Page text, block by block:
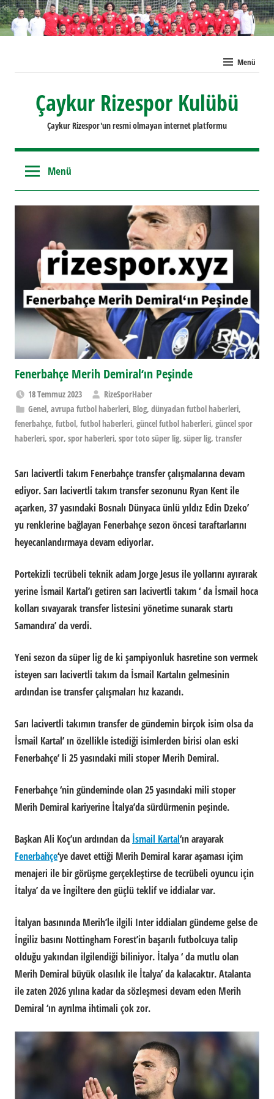
İçeriğe
geç
Menü
Çaykur Rizespor Kulübü
Çaykur Rizespor'un resmi olmayan internet platformu
Menü
Fenerbahçe Merih Demiral‘ın Peşinde
18 Temmuz 2023
RizeSporHaber
Genel,avrupa futbol haberleri, Blog,dünyadan futbol haberleri,
fenerbahçe, futbol, futbol haberleri, güncel futbol haberleri, güncel spor
haberleri, spor, spor haberleri, spor toto süper lig, süper lig, transfer
Sarı lacivertli takım Fenerbahçe transfer çalışmalarına devam
ediyor. Sarı lacivertli takım transfer sezonunu Ryan Kent ile
açarken, 37 yasındaki Bosnalı Dünyaca ünlü yıldız Edin Dzeko’
yu renklerine bağlayan Fenerbahçe sezon öncesi taraftarlarını
heyecanlandırmaya devam ediyorlar.
Portekizli tecrübeli teknik adam Jorge Jesus ile yollarını ayırarak
yerine İsmail Kartal’ı getiren sarı lacivertli takım ‘ da İsmail hoca
kolları sıvayarak transfer listesini yönetime sunarak startı
Samandıra’ da verdi.
Yeni sezon da süper lig de ki şampiyonluk hasretine son vermek
isteyen sarı lacivertli takım da İsmail Kartalın gelmesinin
ardından ise transfer çalışmaları hız kazandı.
Sarı lacivertli takımın transfer de gündemin birçok isim olsa da
İsmail Kartal’ ın özellikle istediği isimlerden birisi olan eski
Fenerbahçe’ li 25 yasındaki mili stoper Merih Demiral.
Fenerbahçe ‘nin gündeminde olan 25 yasındaki mili stoper
Merih Demiral kariyerine İtalya’da sürdürmenin peşinde.
Başkan Ali Koç’un ardından da İsmail Kartal‘ın arayarak
Fenerbahçe‘ye davet ettiği Merih Demiral karar aşaması içim
menajeri ile bir görüşme gerçekleştirse de tecrübeli oyuncu için
İtalya’ da ve İngiltere den güçlü teklif ve iddialar var.
İtalyan basınında Merih’le ilgili Inter iddiaları gündeme gelse de
İngiliz basını Nottingham Forest’in başarılı futbolcuya talip
olduğu yakından ilgilendiği biliniyor. İtalya ‘ da mutlu olan
Merih Demiral büyük olasılık ile İtalya’ da kalacaktır. Atalanta
ile zaten 2026 yılına kadar da sözleşmesi devam eden Merih
Demiral ‘ın ayrılma ihtimali çok zor.